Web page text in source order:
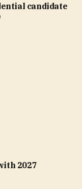
candidate
2027